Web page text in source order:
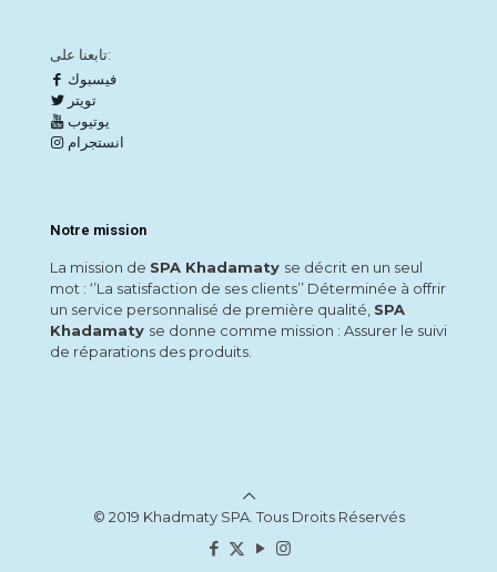
تابعنا على:
فيسبوك
تويتر
يوتيوب
انستجرام
Notre mission
La mission de SPA Khadamaty se décrit en un seul
mot : ‘’La satisfaction de ses clients’’ Déterminée à offrir
un service personnalisé de première qualité, SPA
Khadamaty se donne comme mission : Assurer le suivi
de réparations des produits.
© 2019 Khadmaty SPA. Tous Droits Réservés